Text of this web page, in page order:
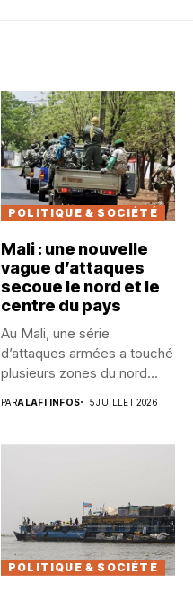
POLITIQUE & SOCIÉTÉ
Mali : une nouvelle
vague d’attaques
secoue le nord et le
centre du pays
Au Mali, une série
d’attaques armées a touché
plusieurs zones du nord...
PARALAFI INFOS 5 JUILLET 2026
POLITIQUE & SOCIÉTÉ